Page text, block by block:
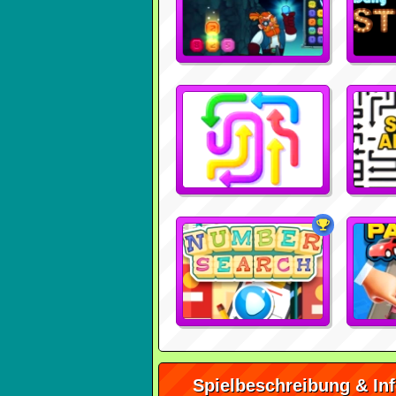
Spielbeschreibung &